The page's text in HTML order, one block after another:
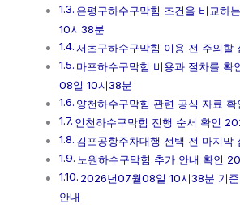
은평구하수구막힘 조건을 비교하
10시38분
서초구하수구막힘 이용 전 주의할
마포하수구막힘 비용과 절차를
08일 10시38분
양천하수구막힘 관련 공식 자료 확
인천하수구막힘 진행 순서 확인
김포공항주차대행 선택 전 마지막
노원하수구막힘 추가 안내 확인
2026년07월08일 10시38분 기
안내